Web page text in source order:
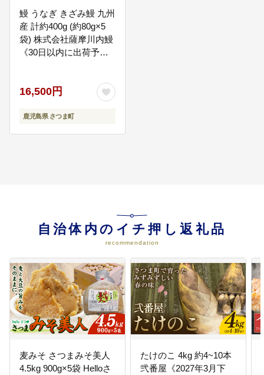
鰻 うなぎ きざみ鰻 九州
産 計約400g (約80g×5
袋) 株式会社薩摩川内鰻
《30日以内に出荷予定
ギ 丑の日 うなぎ 刻み
stm-ung-3-400g---
16,500円
鹿児島県 さつま町
自治体内のイチ押し返礼品
recommendation
麦みそ さつまみそ美人
4.5kg 900g×5袋 Helloさ
たけのこ 4kg 約4~10本
弐番屋《2027年3月下